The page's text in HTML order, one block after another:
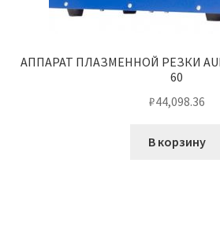
АППАРАТ ПЛАЗМЕННОЙ РЕЗКИ
60
₽44,098.36
В корзину